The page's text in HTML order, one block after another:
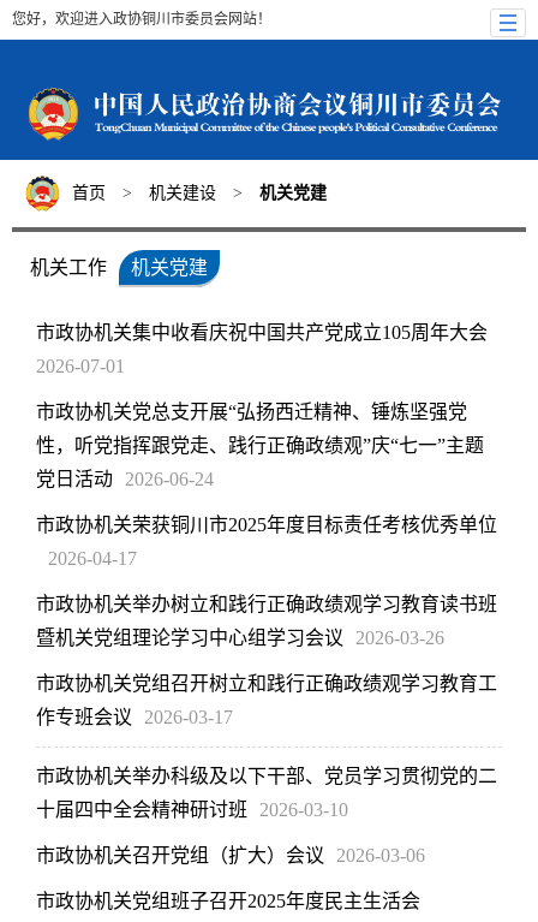
您好，欢迎进入政协铜川市委员会网站！
首页 > 机关建设 > 机关党建
机关工作 机关党建
市政协机关集中收看庆祝中国共产党成立105周年大会
2026-07-01
市政协机关党总支开展“弘扬西迁精神、锤炼坚强党
性，听党指挥跟党走、践行正确政绩观”庆“七一”主题
党日活动
2026-06-24
市政协机关荣获铜川市2025年度目标责任考核优秀单位
2026-04-17
市政协机关举办树立和践行正确政绩观学习教育读书班
暨机关党组理论学习中心组学习会议
2026-03-26
市政协机关党组召开树立和践行正确政绩观学习教育工
作专班会议
2026-03-17
市政协机关举办科级及以下干部、党员学习贯彻党的二
十届四中全会精神研讨班
2026-03-10
市政协机关召开党组（扩大）会议 2026-03-06
市政协机关党组班子召开2025年度民主生活会